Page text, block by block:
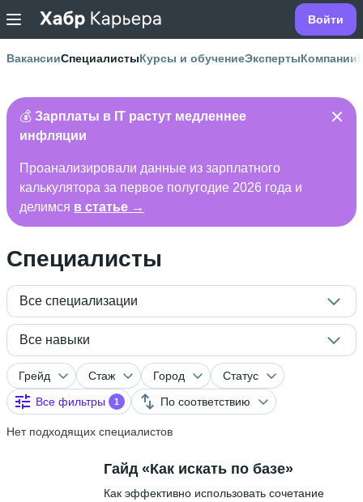
Войти
ВакансииСпециалистыКурсы и обучениеЭкспертыКомпании
💰 Зарплаты в IT растут медленнее
инфляции
Проанализировали данные из зарплатного
калькулятора за первое полугодие 2026 года и
делимся в статье →
Специалисты
Все специализации
Все навыки
Грейд Стаж Город
Статус
Все фильтры
1 По соответствию
Нет подходящих специалистов
Гайд «Как искать по базе»
Как эффективно использовать сочетание